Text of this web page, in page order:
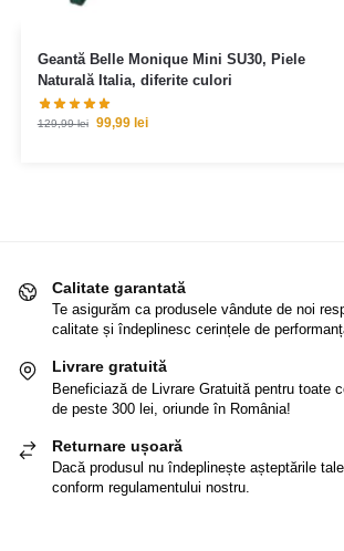
Geantă Belle Monique Mini SU30, Piele
Naturală Italia, diferite culori
129,99lei 99,99 lei
Calitate garantată
Te asigurăm ca produsele vândute de noi
calitate și îndeplinesc cerințele de
Livrare gratuită
Beneficiază de Livrare Gratuită pentru toate
de peste 300 lei, oriunde în România!
Returnare ușoară
Dacă produsul nu îndeplinește așteptările
conform regulamentului nostru.